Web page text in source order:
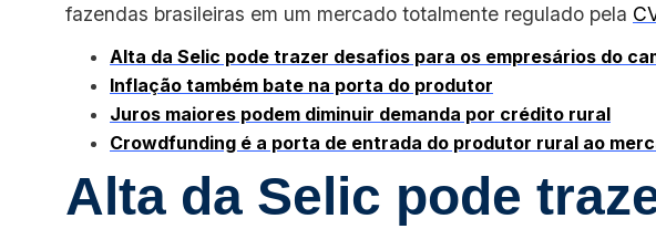
fazendas brasileiras em um mercado totalmente regulado pela
Alta da Selic pode trazer desafios para os empresários do
Inflação também bate na porta do produtor
Juros maiores podem diminuir demanda por crédito rural
Crowdfunding é a porta de entrada do produtor rural ao
Alta da Selic pode